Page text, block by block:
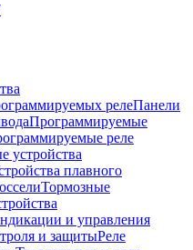
релеПанели
Программируемые
реле
устройства
плавного
Тормозные
и управления
и защитыРеле